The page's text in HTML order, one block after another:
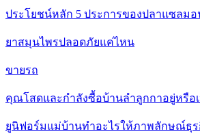
ประโยชน์หลัก 5 ประการของปลาแซลมอ
ยาสมุนไพรปลอดภัยแค่ไหน
ขายรถ
คุณโสดและกำลังซื้อบ้านลำลูกกาอยู่หรือ
ยูนิฟอร์มแม่บ้านทำอะไรให้ภาพลักษณ์ธุ